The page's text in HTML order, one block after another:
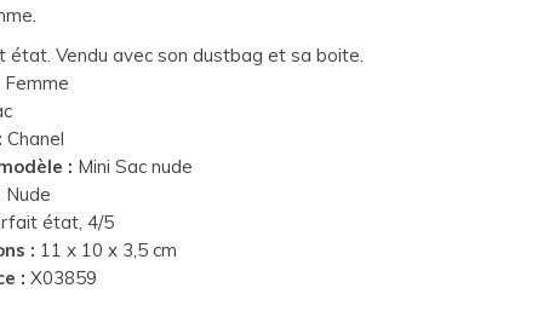
état. Vendu avec son dustbag et sa boite.
Femme
Chanel
: Mini Sac nude
Nude
état, 4/5
: 11 x 10 x 3,5 cm
:X03859